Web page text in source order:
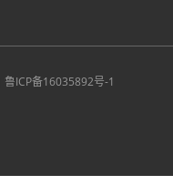
鲁ICP备16035892号-1